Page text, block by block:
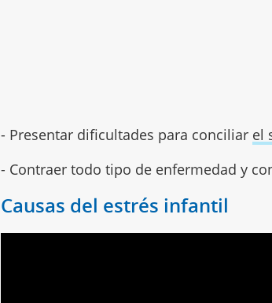
- Presentar dificultades para conciliar el
- Contraer todo tipo de enfermedad y
Causas del estrés infantil